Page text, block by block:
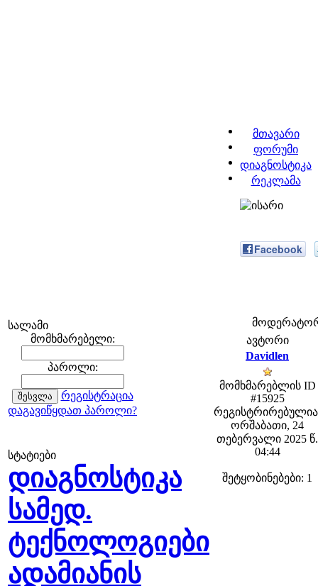
მთავარი
ფორუმი
დიაგნოსტიკა
რეკლამა
სალამი
მომხმარებელი:
პაროლი:
რეგისტრაცია
დაგავიწყდათ პაროლი?
სტატიები
დიაგნოსტიკა
სამედ.
ტექნოლოგიები
ადამიანის
Facebook
ავტორი
Davidlen
მომხმარებლის ID
#15925
ორშაბათი, 24
თებერვალი 2025 წ.
04:44
შეტყობინებები: 1